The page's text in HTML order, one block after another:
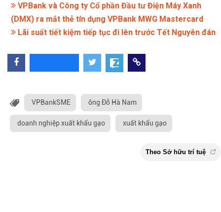
VPBank và Công ty Cổ phần Đầu tư Điện Máy Xanh
(DMX) ra mắt thẻ tín dụng VPBank MWG Mastercard
Lãi suất tiết kiệm tiếp tục đi lên trước Tết Nguyên đán
VPBankSME ông Đỗ Hà Nam
doanh nghiệp xuất khẩu gạo xuất khẩu gạo